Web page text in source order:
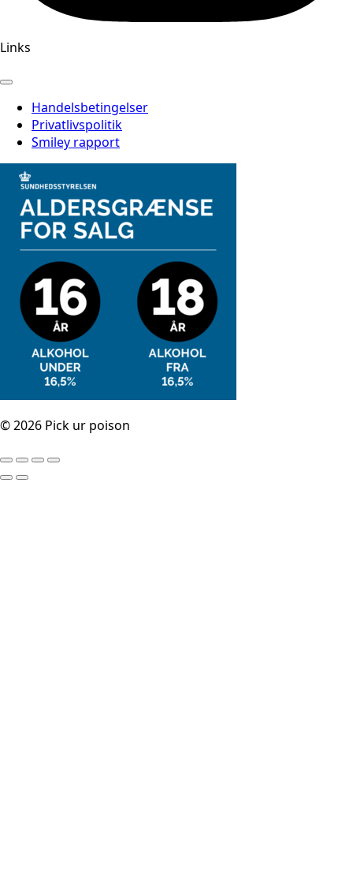
Links
Handelsbetingelser
Privatlivspolitik
Smiley rapport
© 2026 Pick ur poison